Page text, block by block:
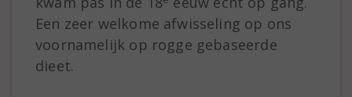
Een zeer welkome afwisseling op ons
voornamelijk op rogge gebaseerde
dieet.